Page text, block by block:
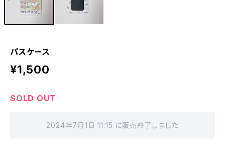
パスケース
¥1,500
SOLD OUT
2024年7月1日 11:15 に販売終了しました